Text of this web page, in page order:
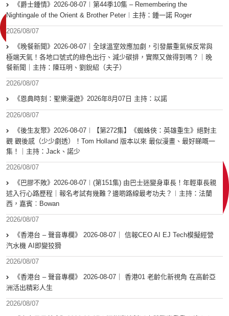
《爵士鍾情》2026-08-07︱第44季10集 – Remembering the
Nightingale of the Orient & Brother Peter︱主持：鍾一諾 Roger
2026/08/07
《晚餐新聞》2026-08-07｜全球溫室效應加劇，引發嚴重氣候反常與
極端天氣！各地口號式的綠色出行、減少碳排，實際又做得到嗎？｜晚
餐新聞｜主持：陳珏明、劉銳紹（夫子）
2026/08/07
《恩典時刻：聖樂漫遊》2026年8月07日 主持：以諾
2026/08/07
《後生友聚》2026-08-07︱【第272集】《蜘蛛俠：英雄重生》絕對主
觀 觀後感（少少劇透）！Tom Holland 版本以來 最似漫畫、最好睇嘅一
集！｜主持：Jack、諾少
2026/08/07
《巴膠不敗》2026-08-07︱(第151集) 由巴士迷變身車長！年輕車長親
述入行心路歷程｜報名考試有幾難？邊啲路線最考功夫？︱主持：法蘭
西，嘉賓︰Bowan
2026/08/07
《香港台 – 聲音專欄》 2026-08-07｜ 信報CEO AI EJ Tech模擬經營
汽水機 AI即變狡猾
2026/08/07
《香港台 – 聲音專欄》 2026-08-07｜ 香港01 老齡化新視角 在高齡亞
洲活出精彩人生
2026/08/07